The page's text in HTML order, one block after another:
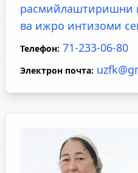
расмийлаштиришни
ва ижро интизоми
Телефон: 71-233-06-80
Электрон почта: